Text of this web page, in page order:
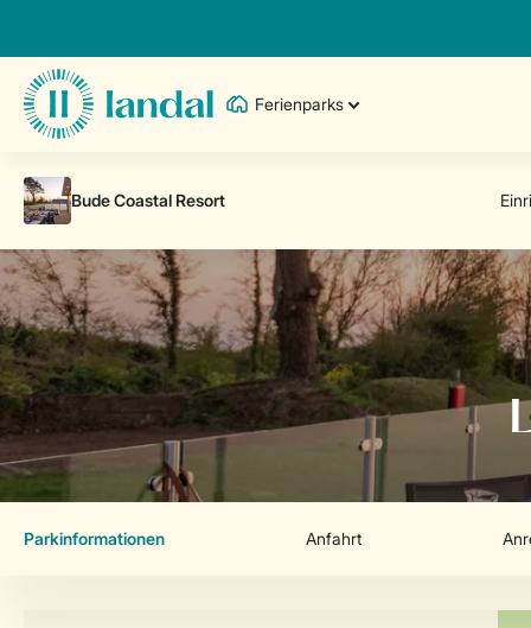
Ferienparks